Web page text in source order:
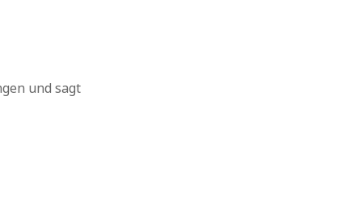
und sagt